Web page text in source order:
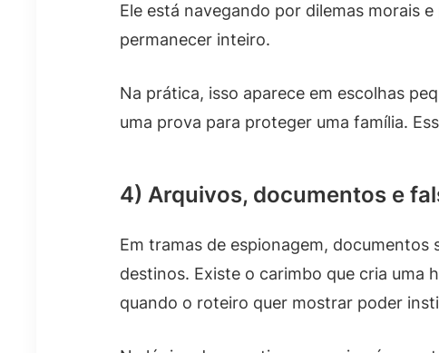
Ele está navegando por dilemas morais
permanecer inteiro.
Na prática, isso aparece em escolhas
uma prova para proteger uma família.
4) Arquivos, documentos e
Em tramas de espionagem, documentos
destinos. Existe o carimbo que cria uma
quando o roteiro quer mostrar poder